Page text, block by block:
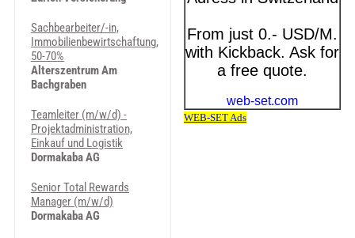
Sachbearbeiter/-in,
Immobilienbewirtschaftung,
50-70%
Alterszentrum Am
Bachgraben
Teamleiter (m/w/d) -
Projektadministration,
Einkauf und Logistik
Dormakaba AG
Senior Total Rewards
Manager (m/w/d)
Dormakaba AG